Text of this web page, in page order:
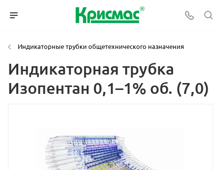
Индикаторные трубки общетехнического назначения
Индикаторная трубка
Изопентан 0,1–1% об. (7,0)